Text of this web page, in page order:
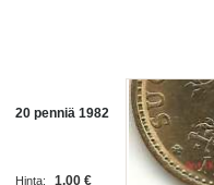
20 penniä 1982
Hinta: 1,00 €